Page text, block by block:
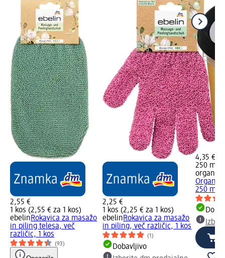
2,55 €
1 kos (2,55 € za 1 kos)
ebelinRokavica za masažo
in piling telesa, več
različic, 1 kos
(93)
2,25 €
1 kos (2,25 € za 1 kos)
ebelinRokavica za masažo
in piling, več različic, 1 kos
(1)
Dobavljivo
4,35 €
250 ml
organic
Organic
250 ml